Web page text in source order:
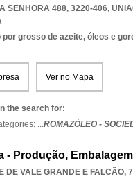
SENHORA 488, 3220-406,
por grosso de azeite, óleos e
Ver no Mapa
the search for:
...ROMAZÓLEO -
- Produção,
DE VALE GRANDE E FALCÃO,